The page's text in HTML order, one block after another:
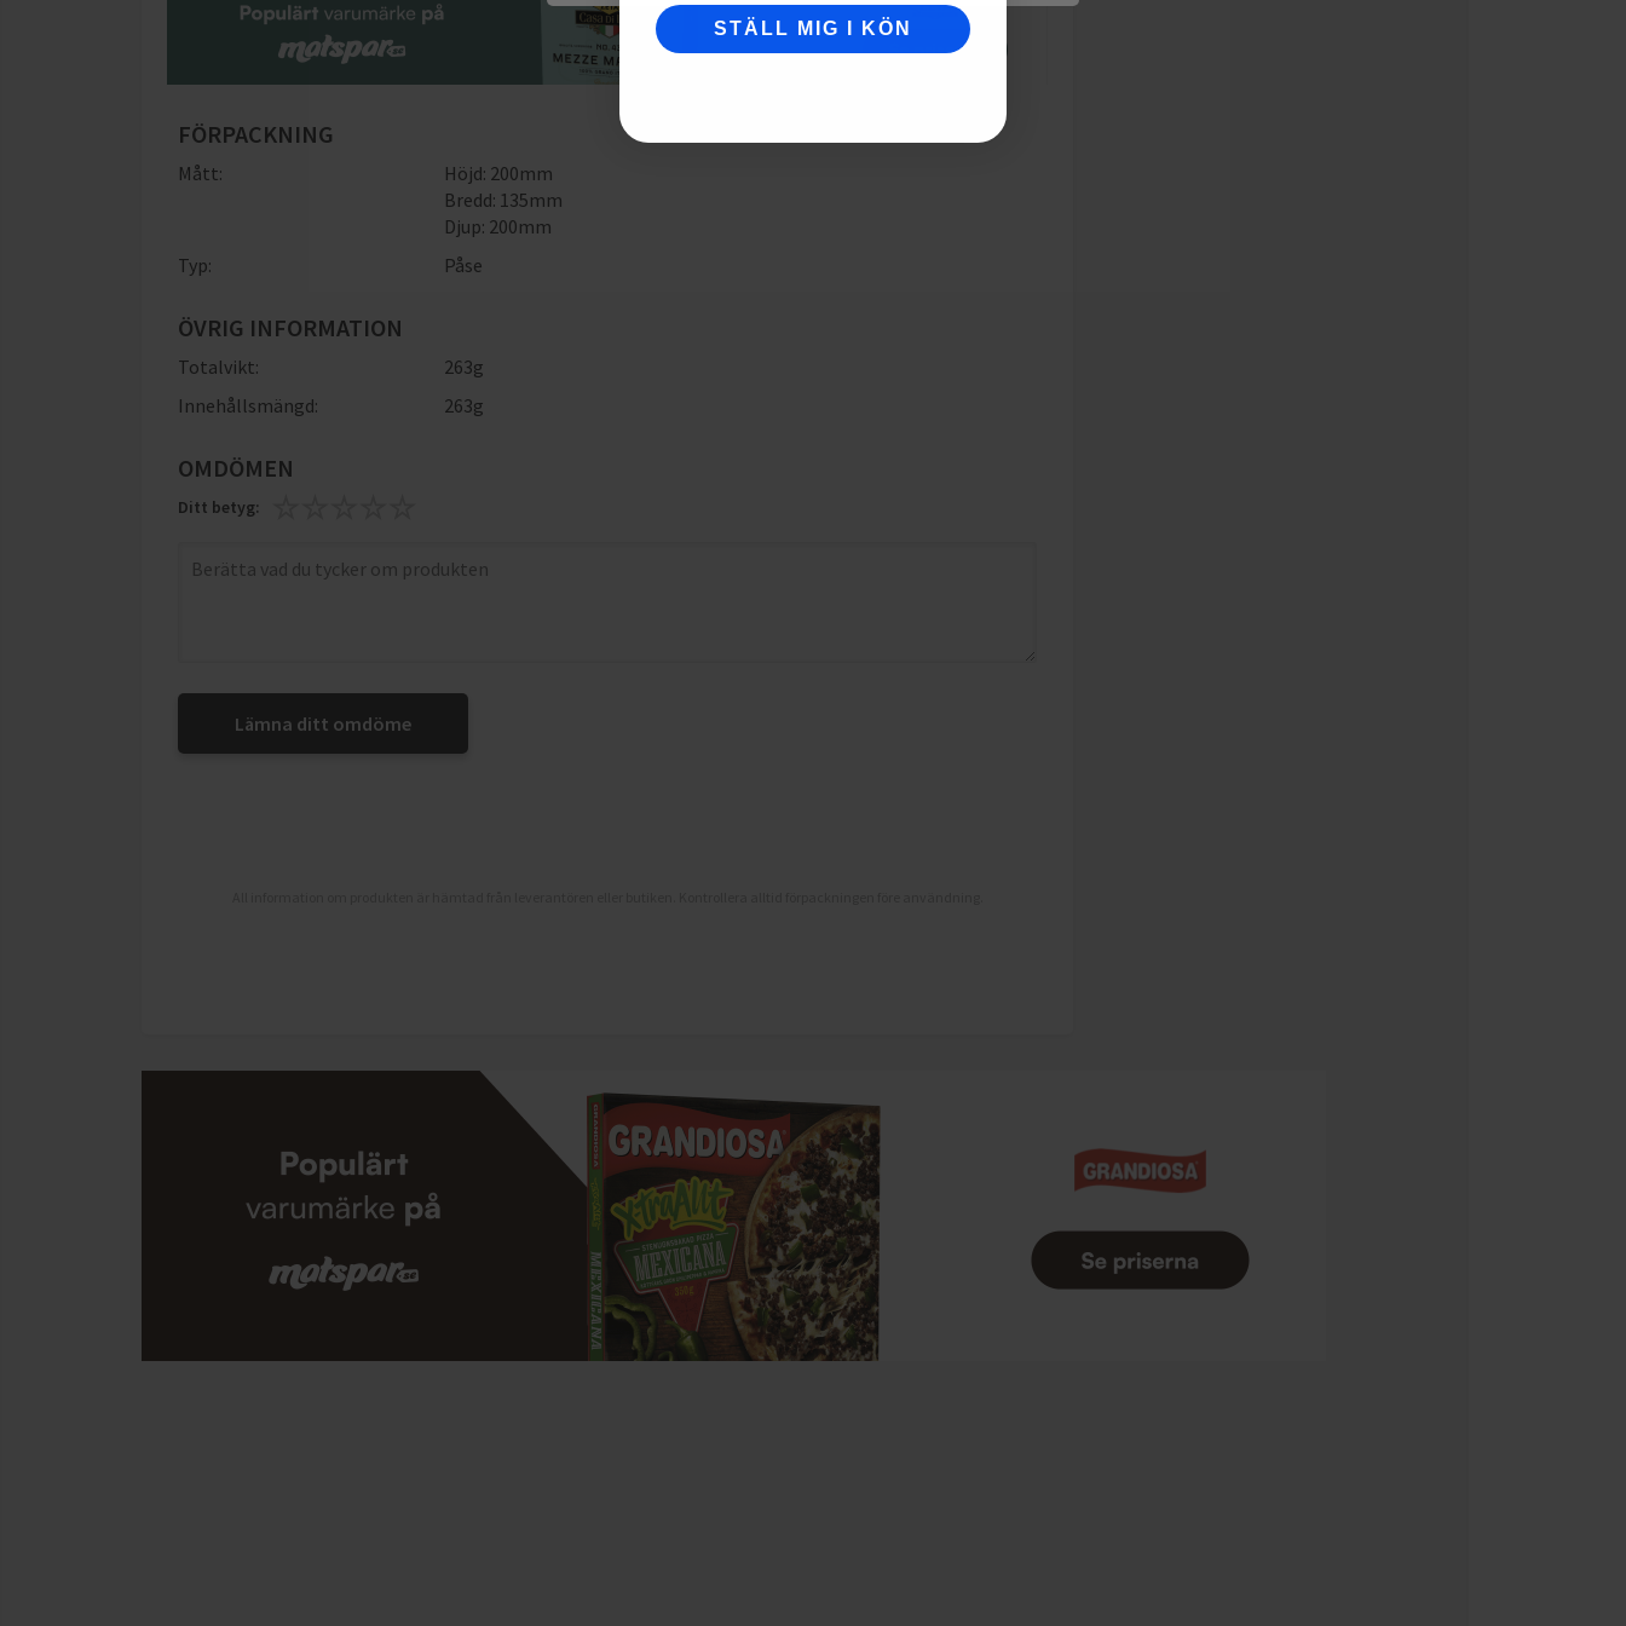
FÖRPACKNING
Mått:
Höjd: 200mm
Bredd: 135mm
Djup: 200mm
Typ:
Påse
ÖVRIG INFORMATION
Totalvikt:
263g
Innehållsmängd:
263g
OMDÖMEN
Ditt betyg:
Lämna ditt omdöme
STÄLL MIG I KÖN